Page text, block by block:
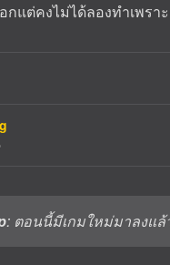
ต่คงไม่ได้ลองทำเพรา
: ตอนนี้มีเกมใหม่มาลงแล้